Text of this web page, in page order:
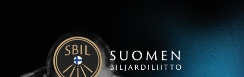
Suomen Biljardiliitto ry